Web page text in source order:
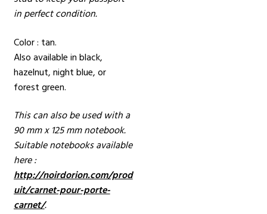
in perfect condition.
Color : tan.
Also available in black,
hazelnut, night blue, or
forest green.
This can also be used with a
90 mm x 125 mm notebook.
Suitable notebooks available
here :
http://noirdorion.com/prod
uit/carnet-pour-porte-
carnet/.